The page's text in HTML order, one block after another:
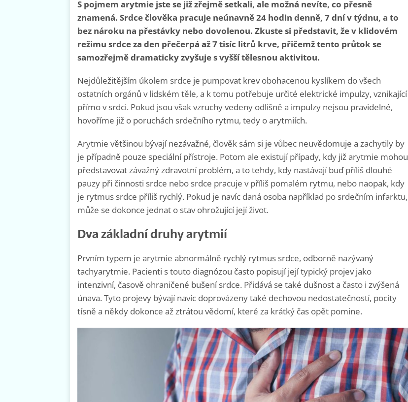
S pojmem arytmie jste se již zřejmě setkali, ale možná nevíte, co přesně
znamená. Srdce člověka pracuje neúnavně 24 hodin denně, 7 dní v týdnu, a to
bez nároku na přestávky nebo dovolenou. Zkuste si představit, že v klidovém
režimu srdce za den přečerpá až 7 tisíc litrů krve, přičemž tento průtok se
samozřejmě dramaticky zvyšuje s vyšší tělesnou aktivitou.
Nejdůležitějším úkolem srdce je pumpovat krev obohacenou kyslíkem do všech
ostatních orgánů v lidském těle, a k tomu potřebuje určité elektrické impulzy, vznikající
přímo v srdci. Pokud jsou však vzruchy vedeny odlišně a impulzy nejsou pravidelné,
hovoříme již o poruchách srdečního rytmu, tedy o arytmiích.
Arytmie většinou bývají nezávažné, člověk sám si je vůbec neuvědomuje a zachytily by
je případně pouze speciální přístroje. Potom ale existují případy, kdy již arytmie mohou
představovat závažný zdravotní problém, a to tehdy, kdy nastávají buď příliš dlouhé
pauzy při činnosti srdce nebo srdce pracuje v příliš pomalém rytmu, nebo naopak, kdy
je rytmus srdce příliš rychlý. Pokud je navíc daná osoba například po srdečním infarktu,
může se dokonce jednat o stav ohrožující její život.
Dva základní druhy arytmií
Prvním typem je arytmie abnormálně rychlý rytmus srdce, odborně nazývaný
tachyarytmie. Pacienti s touto diagnózou často popisují její typický projev jako
intenzivní, časově ohraničené bušení srdce. Přidává se také dušnost a často i zvýšená
únava. Tyto projevy bývají navíc doprovázeny také dechovou nedostatečností, pocity
tísně a někdy dokonce až ztrátou vědomí, které za krátký čas opět pomine.